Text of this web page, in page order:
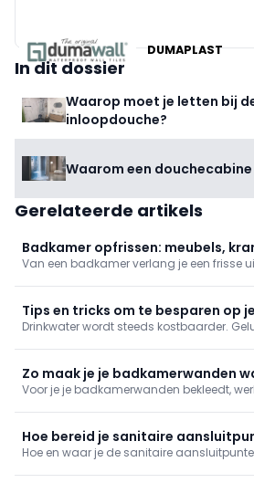
DUMAPLAST
In dit dossier
Waarop moet je letten bij
inloopdouche?
Waarom een douchecabine
Gerelateerde artikels
Badkamer opfrissen: meubels,
Van een badkamer verlang je een frisse
zuinige kranen en goede verwarming.
Tips en tricks om te besparen op
Drinkwater wordt steeds kostbaarder.
verlaag meteen je waterfactuur.
Zo maak je je badkamerwanden
Voor je je badkamerwanden bekleedt,
je dat aanpakt.
Hoe bereid je sanitaire
Hoe en waar je de sanitaire